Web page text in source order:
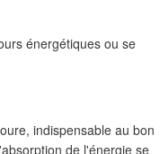
énergétiques ou se
indispensable au bon
de l'énergie se